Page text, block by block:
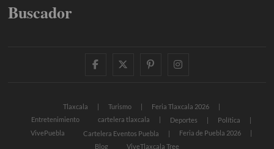
Buscador
facebooktwitter
pinterestinstagram
Tlaxcala Turismo
Feria Tlaxcala 2026
Entretenimiento
cartelera tlaxcala Deportes
Política
VivePuebla
Cartelera Eventos Puebla
Feria de Puebla 2026
Blog
ViveTlaxcala Tree